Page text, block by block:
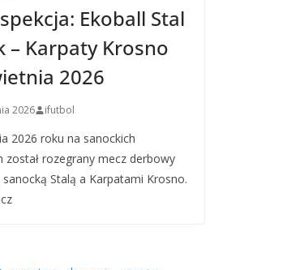
Ekoball Stal
– Karpaty Krosno
2026
2026 ifutbol
2026 roku na sanockich
został rozegrany mecz derbowy
Stalą a Karpatami Krosno.